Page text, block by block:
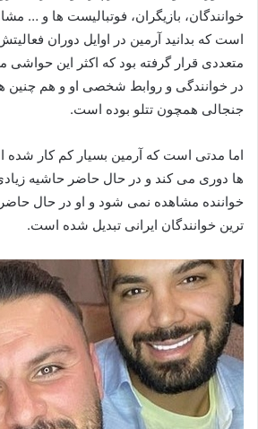
خوانندگان، بازیگران، فوتبالیست ها و …
است که بدانید آرمین در اوایل دوران
متعددی قرار گرفته بود که اکثر این
در خوانندگی و روابط شخصی او و هم چنین
جنجالی همچون تتلو بوده است.
اما مدتی است که آرمین بسیار کم کار شده
ها دوری می کند و در حال حاضر حاشیه
خواننده مشاهده نمی‌ شود و او در حال
ترین خوانندگان ایرانی تبدیل شده است.